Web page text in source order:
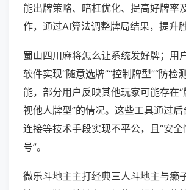
能出牌策略、暗杠优化、提高好牌率
作，通过AI算法调整牌局结果，提升胜
蜀山四川麻将怎么让系统发好牌；用
软件实现“随意选牌”“控制牌型”“防检
能，部分用户反映其他玩家可能存在“
视他人牌型”的情况。这些工具通过
连接等技术手段实现不平公，且“安全
号”。
微乐斗地主主打经典三人斗地主与癞